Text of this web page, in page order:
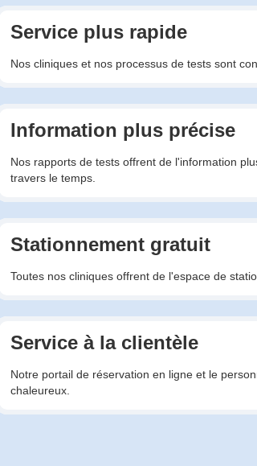
Service plus rapide
Nos cliniques et nos processus de tests sont
Information plus précise
Nos rapports de tests offrent de l'information
travers le temps.
Stationnement gratuit
Toutes nos cliniques offrent de l'espace de
Service à la clientèle
Notre portail de réservation en ligne et le
chaleureux.